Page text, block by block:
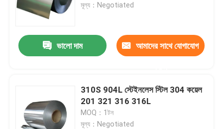
মূল্য：Negotiated
ভালো দাম আমাদের সাথে যোগাযোগ
310S 904L স্টেইনলেস স্টিল 304 কয়েল
201 321 316 316L
MOQ：1টন
মূল্য：Negotiated